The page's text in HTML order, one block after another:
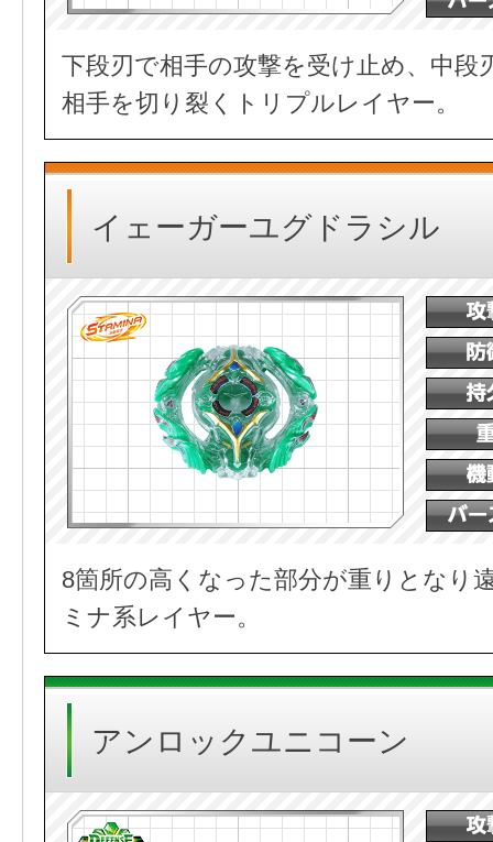
下段刃で相手の攻撃を受け止め、中段
相手を切り裂くトリプルレイヤー。
イェーガーユグドラシル
8箇所の高くなった部分が重りとなり
ミナ系レイヤー。
アンロックユニコーン